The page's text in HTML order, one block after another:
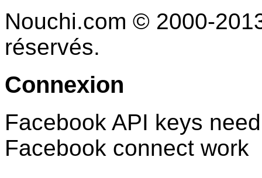
Nouchi.com © 2000-
réservés.
Connexion
Facebook API keys
Facebook connect work